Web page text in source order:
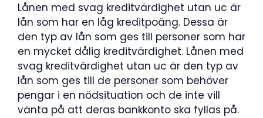
Lånen med svag kreditvärdighet utan uc är
lån som har en låg kreditpoäng. Dessa är
den typ av lån som ges till personer som har
en mycket dålig kreditvärdighet. Lånen med
svag kreditvärdighet utan uc är den typ av
lån som ges till de personer som behöver
pengar i en nödsituation och de inte vill
vänta på att deras bankkonto ska fyllas på.